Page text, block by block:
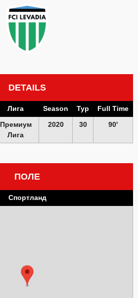
DETAILS
Лига Season Тур
Full Time
Премиум
Лига
2020 30 90'
ПОЛЕ
Спортланд